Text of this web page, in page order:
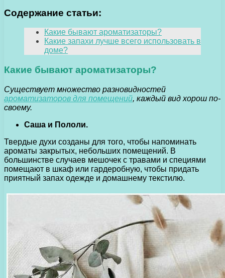
Содержание статьи:
Какие бывают ароматизаторы?
Какие запахи лучше всего использовать в
доме?
Какие бывают ароматизаторы?
Существует множество разновидностей
ароматизаторов для помещений, каждый вид хорош по-
своему.
Саша и Пололи.
Твердые духи созданы для того, чтобы напоминать
ароматы закрытых, небольших помещений. В
большинстве случаев мешочек с травами и специями
помещают в шкаф или гардеробную, чтобы придать
приятный запах одежде и домашнему текстилю.